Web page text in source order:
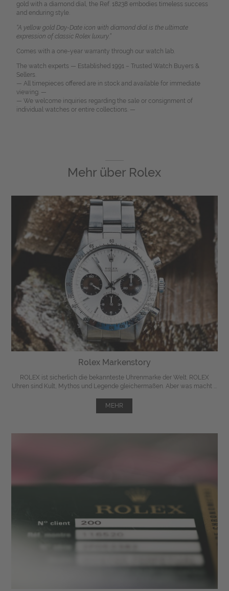
gold with a diamond dial, the Ref. 18238 embodies timeless success
and enduring style.
“A yellow gold Day-Date icon with diamond dial is the ultimate
expression of classic Rolex luxury.”
Comes with a one-year warranty through our watch lab.
The watch experts — Established 1991 – Trusted Watch Buyers &
Sellers.
— All timepieces offered are in stock and available for immediate
viewing. —
— We welcome inquiries regarding the sale or consignment of
individual watches or entire collections. —
Mehr über Rolex
Rolex Markenstory
ROLEX ist sicherlich die bekannteste Uhrenmarke der Welt. ROLEX
Uhren sind Kult, Mythos und Legende gleichermaßen. Aber was macht ...
MEHR